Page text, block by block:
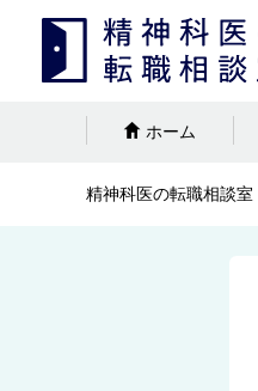
ホーム
精神科医の転職相談室